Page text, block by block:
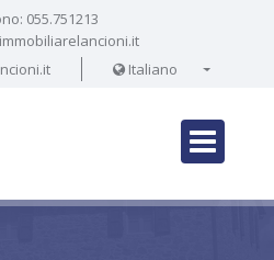
055.751213
Italiano